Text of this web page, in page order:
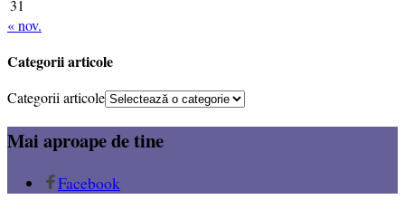
31
« nov.
Categorii articole
Categorii articole
Mai aproape de tine
Facebook